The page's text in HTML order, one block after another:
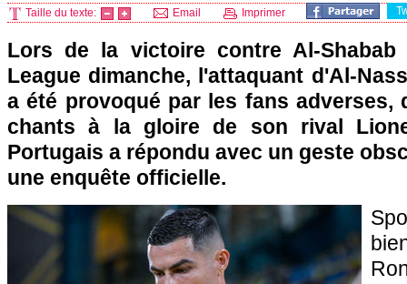
Taille du texte: Email Imprimer
Lors de la victoire contre Al-Shabab
League dimanche, l'attaquant d'Al-
a été provoqué par les fans adverses,
chants à la gloire de son rival
Portugais a répondu avec un geste
une enquête officielle.